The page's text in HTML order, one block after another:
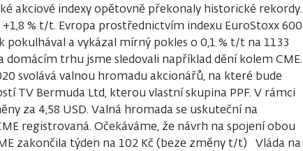
akciové indexy opětovně překonaly historické rekordy.
+1,8 % t/t. Evropa prostřednictvím indexu EuroStoxx 600
pokulhával a vykázal mírný pokles o 0,1 % t/t na 1133
domácím trhu jsme sledovali například dění kolem CME.
svolává valnou hromadu akcionářů, na které bude
TV Bermuda Ltd, kterou vlastní skupina PPF. V rámci
za 4,58 USD. Valná hromada se uskuteční na
registrovaná. Očekáváme, že návrh na spojení obou
zakončila týden na 102 Kč (beze změny t/t) Vláda na